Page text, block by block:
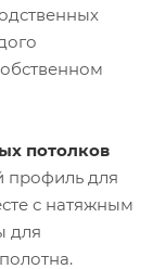
потолков
профиль для
с натяжным
для